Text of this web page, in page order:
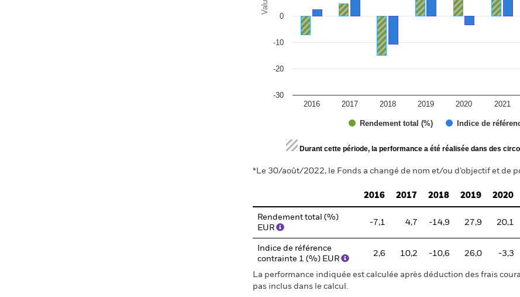
Rendement total (%) Indice de
2016 2017 2018 2019 2020 2021
-30
-20
-10
0
End of interactive chart.
Durant cette période, la performance a été réalisée dans des
*Le 30/août/2022, le Fonds a changé de nom et/ou d’objectif et de
2016 2017 2018 2019 2020
Rendement total (%)
EUR
-7,1 4,7 -14,9 27,9 20,1
Indice de référence
contrainte 1 (%) EUR
2,6 10,2 -10,6 26,0 -3,3
La performance indiquée est calculée après déduction des frais
pas inclus dans le calcul.